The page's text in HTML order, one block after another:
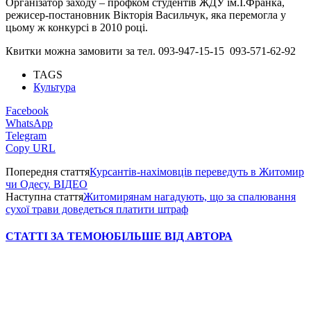
режисер-постановник Вікторія Васильчук, яка перемогла у
цьому ж конкурсі в 2010 році.
Квитки можна замовити за тел. 093-947-15-15 093-571-62-92
TAGS
Культура
Facebook
WhatsApp
Telegram
Copy URL
Попередня статтяКурсантів-нахімовців переведуть в Житомир
чи Одесу. ВІДЕО
Наступна статтяЖитомирянам нагадують, що за спалювання
сухої трави доведеться платити штраф
СТАТТІ ЗА ТЕМОЮБІЛЬШЕ ВІД АВТОРА